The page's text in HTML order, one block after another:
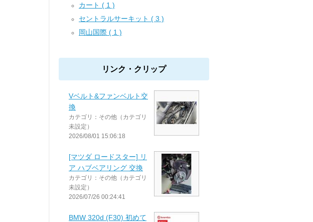
カート ( 1 )
セントラルサーキット ( 3 )
岡山国際 ( 1 )
リンク・クリップ
Vベルト&ファンベルト交
換
カテゴリ：その他（カテゴリ
未設定）
2026/08/01 15:06:18
[マツダ ロードスター] リ
ア ハブベアリング 交換
カテゴリ：その他（カテゴリ
未設定）
2026/07/26 00:24:41
BMW 320d (F30) 初めて